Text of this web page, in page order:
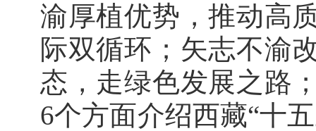
渝厚植优势，推动高
际双循环；矢志不渝
态，走绿色发展之路
6个方面介绍西藏“十